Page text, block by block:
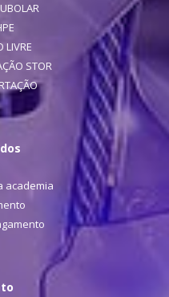
LIVRE
STOR
academia